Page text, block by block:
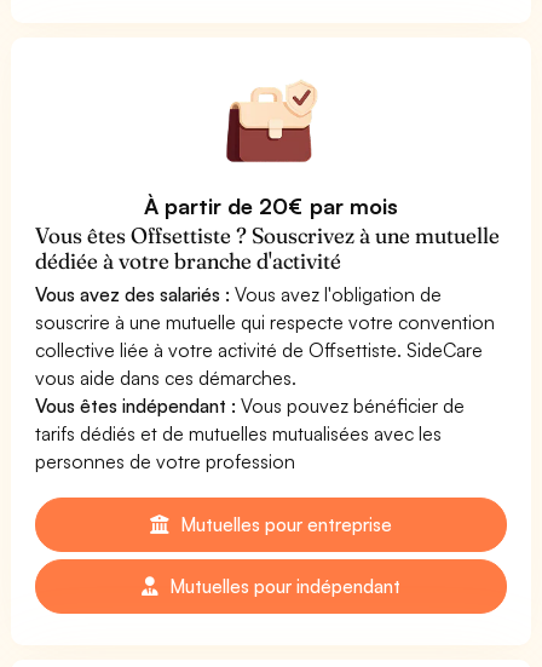
À partir de 20€ par mois
Vous êtes Offsettiste ? Souscrivez à une mutuelle
dédiée à votre branche d'activité
Vous avez des salariés : Vous avez l'obligation de
souscrire à une mutuelle qui respecte votre convention
collective liée à votre activité de Offsettiste. SideCare
vous aide dans ces démarches.
Vous êtes indépendant : Vous pouvez bénéficier de
tarifs dédiés et de mutuelles mutualisées avec les
personnes de votre profession
Mutuelles pour entreprise
Mutuelles pour indépendant